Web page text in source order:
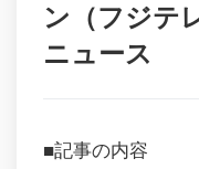
ン（フジテ
ニュース
■記事の内容